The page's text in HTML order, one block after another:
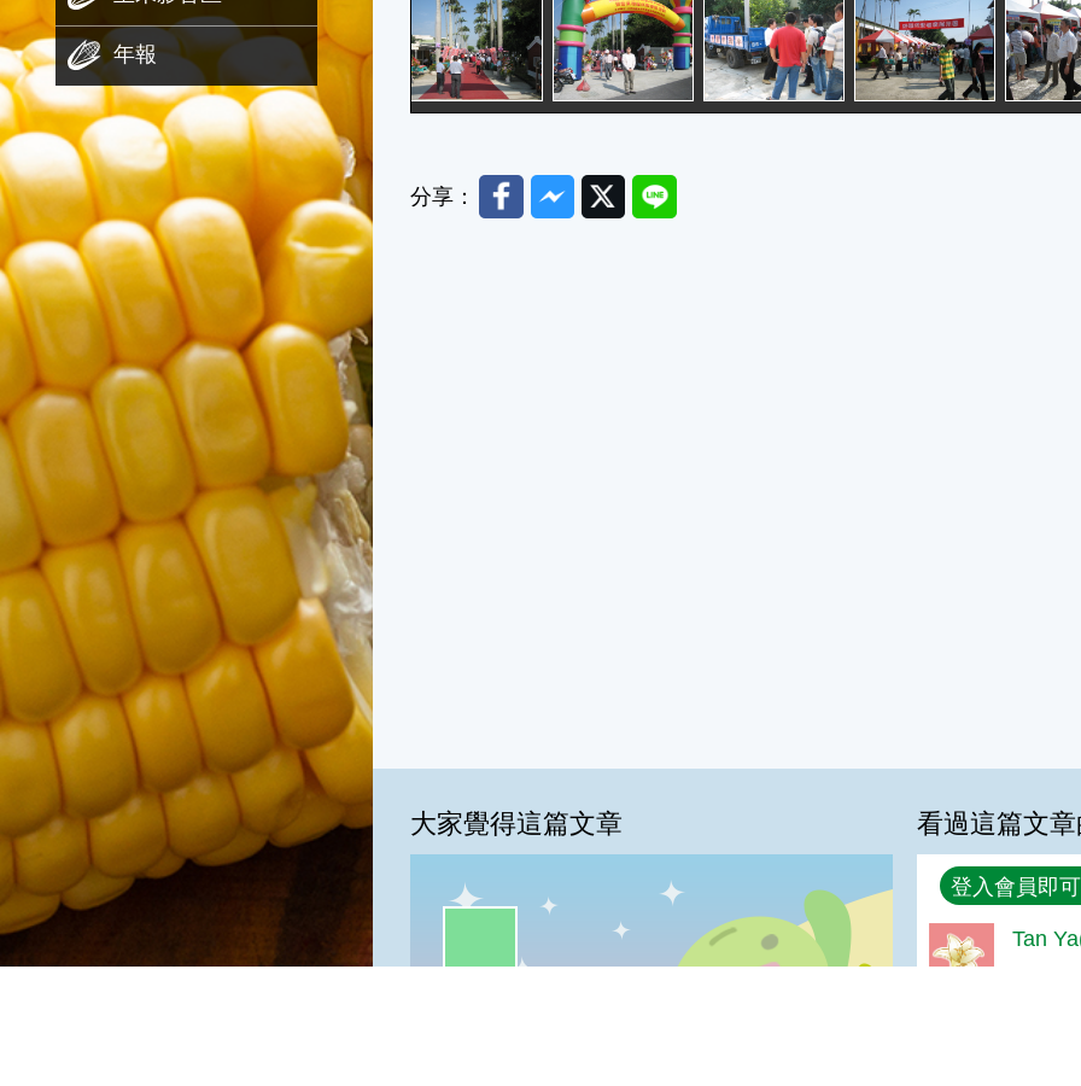
年報
分享： FacebookMessenger
TwitterLine
大家覺得這篇文章 看過這篇文
回覆
登入會員即
Tan